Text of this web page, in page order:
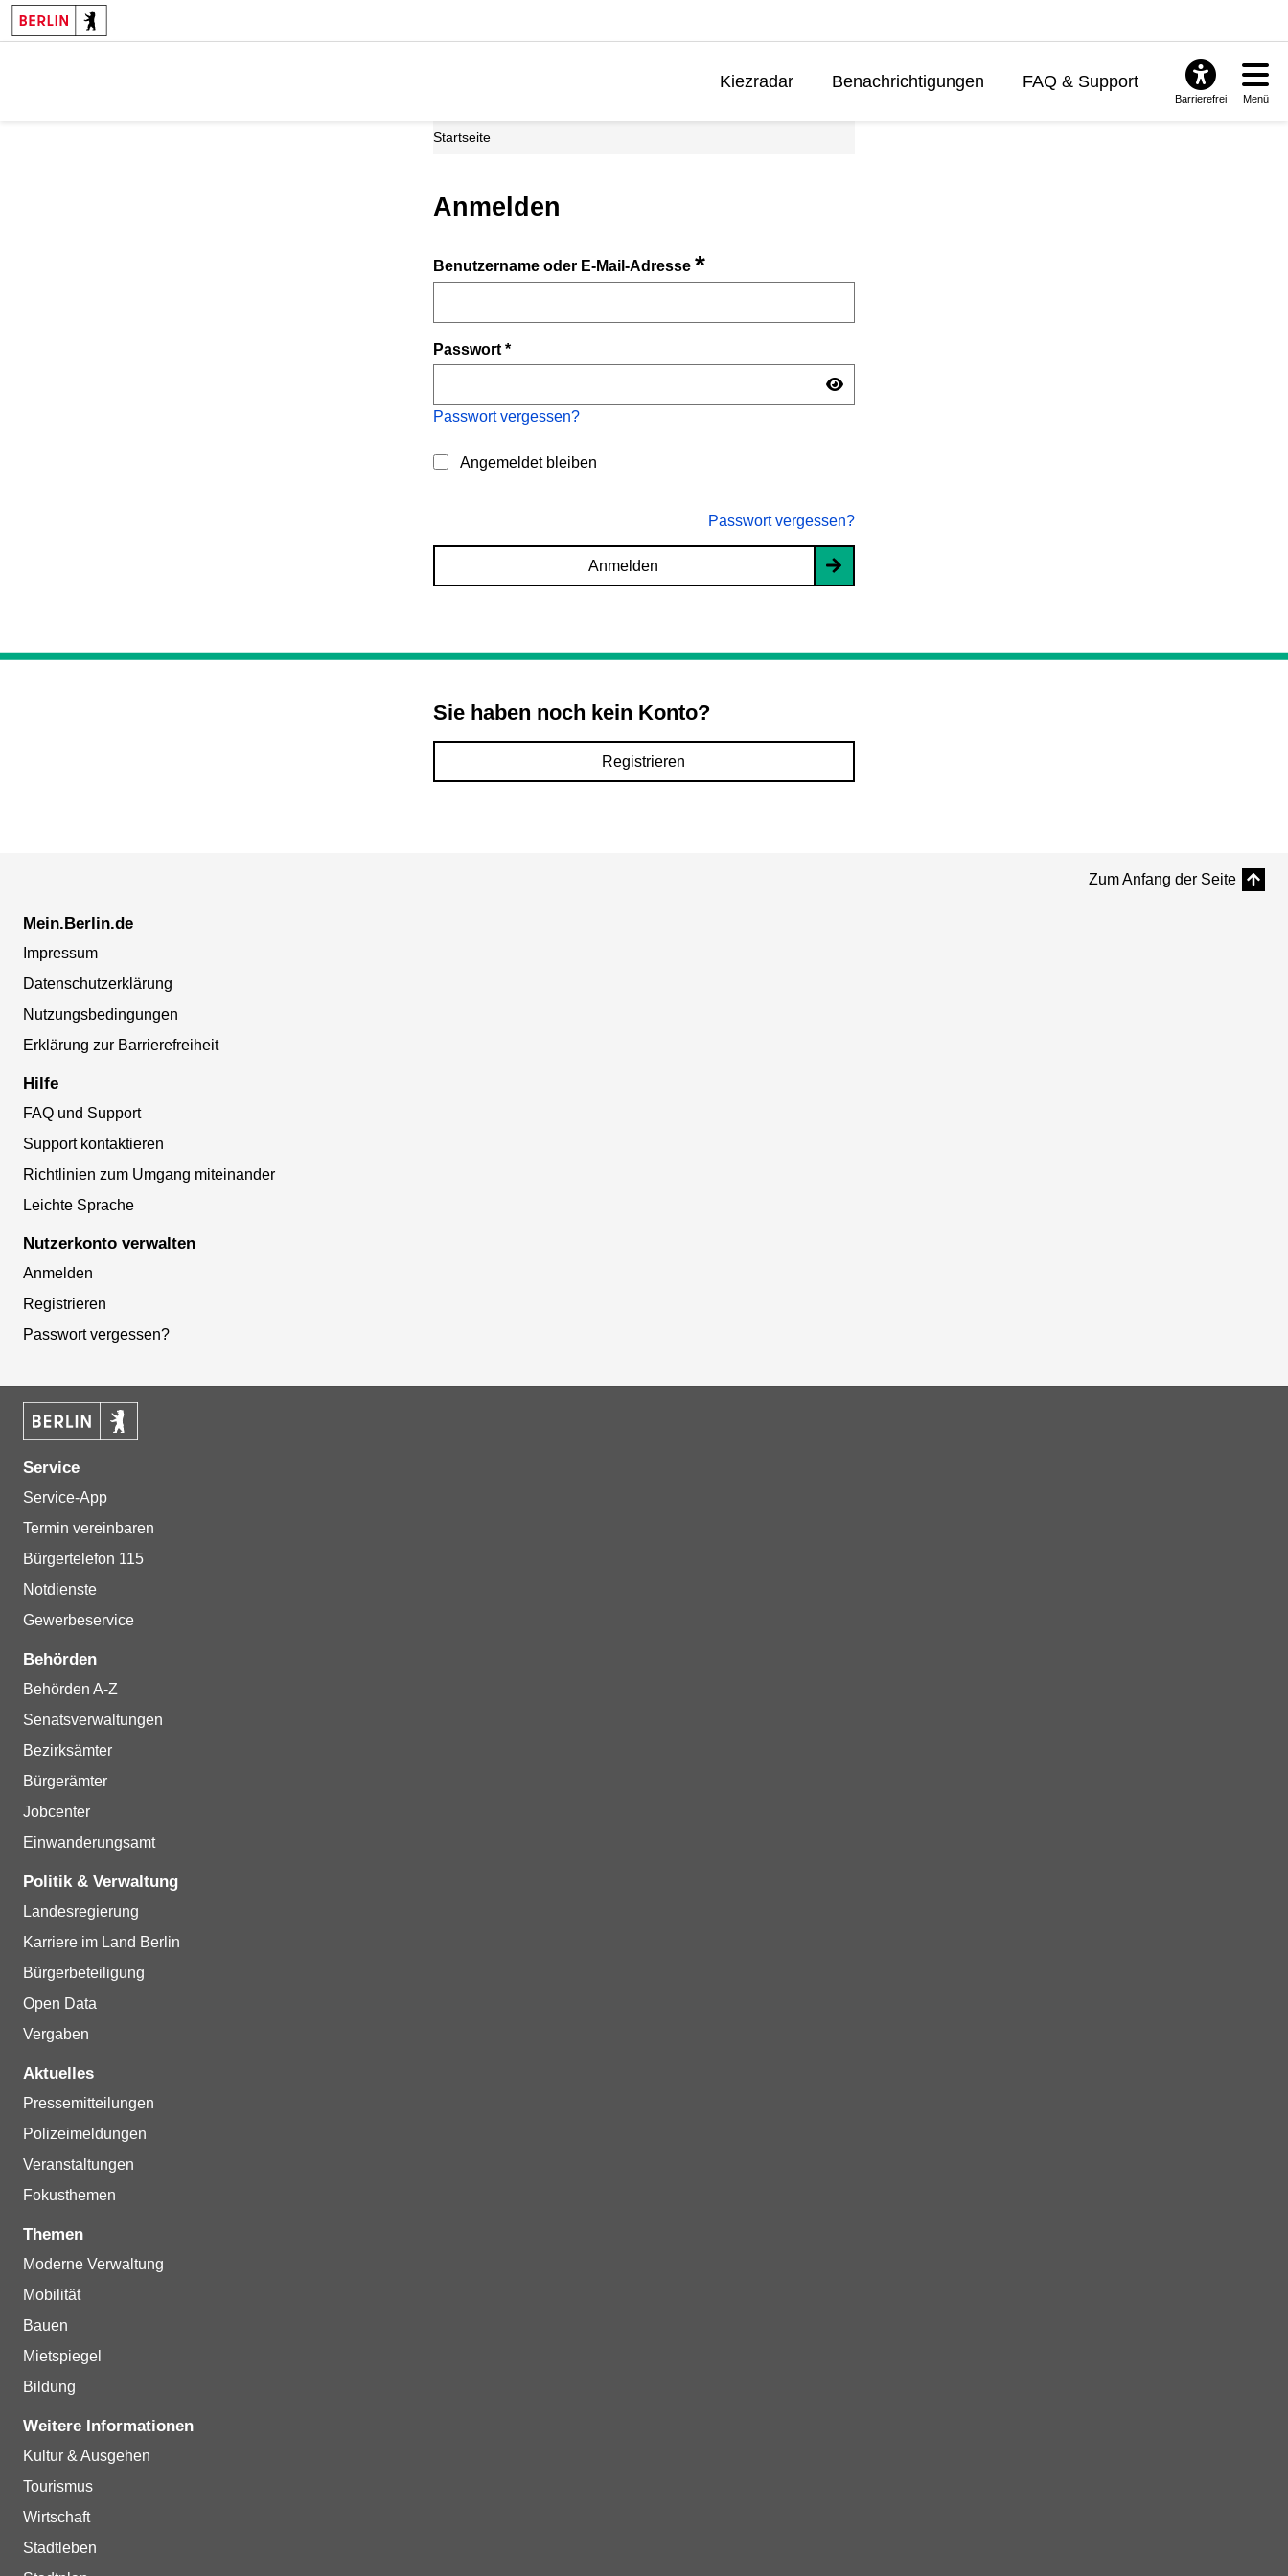
Kiezradar Benachrichtigungen FAQ & Support
Barrierefrei Menü
Startseite
Anmelden
Benutzername oder E-Mail-Adresse*
Passwort*
Passwort vergessen?
Angemeldet bleiben
Passwort vergessen?
Anmelden
Sie haben noch kein Konto?
Registrieren
Zum Anfang der Seite
Mein.Berlin.de
Impressum
Datenschutzerklärung
Nutzungsbedingungen
Erklärung zur Barrierefreiheit
Hilfe
FAQ und Support
Support kontaktieren
Richtlinien zum Umgang miteinander
Leichte Sprache
Nutzerkonto verwalten
Anmelden
Registrieren
Passwort vergessen?
Service
Service-App
Termin vereinbaren
Bürgertelefon 115
Notdienste
Gewerbeservice
Behörden
Behörden A-Z
Senatsverwaltungen
Bezirksämter
Bürgerämter
Jobcenter
Einwanderungsamt
Politik & Verwaltung
Landesregierung
Karriere im Land Berlin
Bürgerbeteiligung
Open Data
Vergaben
Aktuelles
Pressemitteilungen
Polizeimeldungen
Veranstaltungen
Fokusthemen
Themen
Moderne Verwaltung
Mobilität
Bauen
Mietspiegel
Bildung
Weitere Informationen
Kultur & Ausgehen
Tourismus
Wirtschaft
Stadtleben